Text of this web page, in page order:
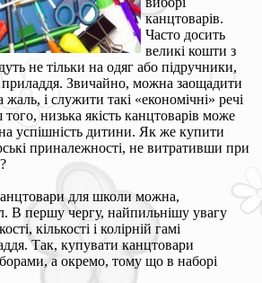
канцтоварів.
Часто досить
великі кошти з
не тільки на одяг або підручники,
приладдя. Звичайно, можна заощадити
жаль, і служити такі «економічні» речі
низька якість канцтоварів може
успішність дитини. Як же купити
приналежності, не витративши при
для школи можна,
В першу чергу, найпильнішу увагу
кількості і колірній гамі
Так, купувати канцтовари
а окремо, тому що в наборі